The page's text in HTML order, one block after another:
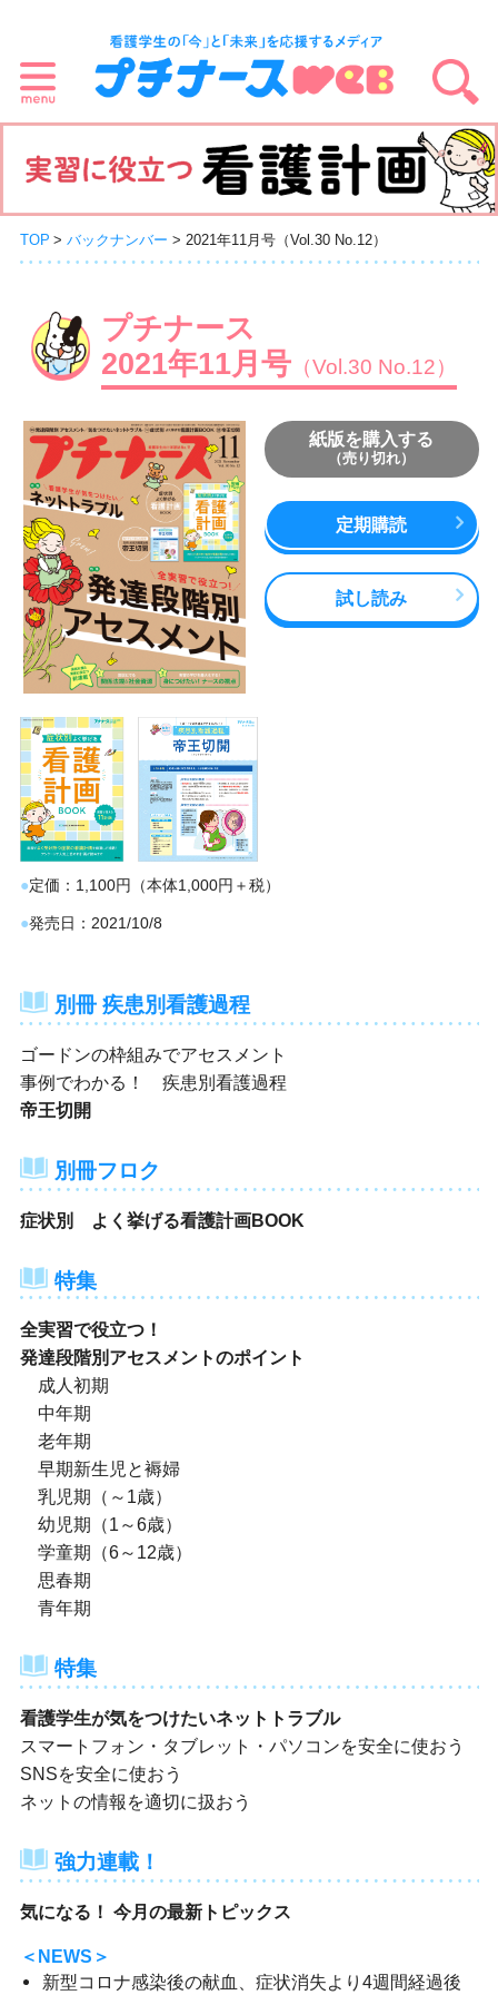
TOP バックナンバー 2021年11月号（Vol.30 No.12）
プチナース
2021年11月号（Vol.30 No.12）
紙版を購入する
（売り切れ）
定期購読
試し読み
定価 1,100円（本体1,000円＋税）
発売日 2021/10/8
別冊 疾患別看護過程
ゴードンの枠組みでアセスメント
事例でわかる！ 疾患別看護過程
帝王切開
別冊フロク
症状別 よく挙げる看護計画BOOK
特集
全実習で役立つ！
発達段階別アセスメントのポイント
成人初期
中年期
老年期
早期新生児と褥婦
乳児期（～1歳）
幼児期（1～6歳）
学童期（6～12歳）
思春期
青年期
特集
看護学生が気をつけたいネットトラブル
スマートフォン・タブレット・パソコンを安全に使おう
SNSを安全に使おう
ネットの情報を適切に扱おう
強力連載！
気になる！ 今月の最新トピックス
＜NEWS＞
新型コロナ感染後の献血、症状消失より4週間経過後